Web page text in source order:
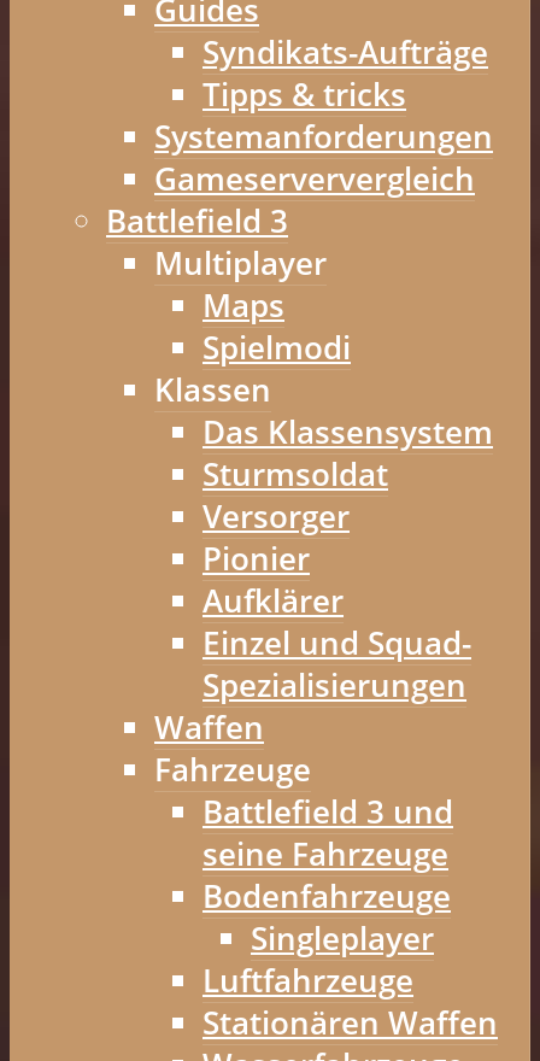
Guides
Syndikats-Aufträge
Tipps & tricks
Systemanforderungen
Gameserververgleich
Battlefield 3
Multiplayer
Maps
Spielmodi
Klassen
Das Klassensystem
Sturmsoldat
Versorger
Pionier
Aufklärer
Einzel und Squad-
Spezialisierungen
Waffen
Fahrzeuge
Battlefield 3 und
seine Fahrzeuge
Bodenfahrzeuge
Singleplayer
Luftfahrzeuge
Stationären Waffen